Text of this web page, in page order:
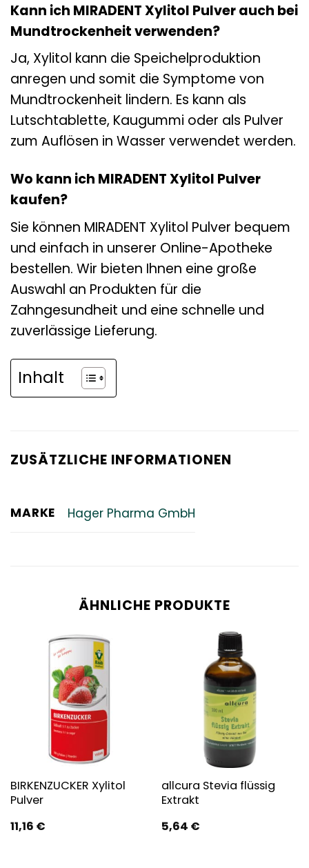
Kann ich MIRADENT Xylitol Pulver auch bei
Mundtrockenheit verwenden?
Ja, Xylitol kann die Speichelproduktion
anregen und somit die Symptome von
Mundtrockenheit lindern. Es kann als
Lutschtablette, Kaugummi oder als Pulver
zum Auflösen in Wasser verwendet werden.
Wo kann ich MIRADENT Xylitol Pulver
kaufen?
Sie können MIRADENT Xylitol Pulver bequem
und einfach in unserer Online-Apotheke
bestellen. Wir bieten Ihnen eine große
Auswahl an Produkten für die
Zahngesundheit und eine schnelle und
zuverlässige Lieferung.
Inhalt
ZUSÄTZLICHE INFORMATIONEN
MARKE Hager Pharma GmbH
ÄHNLICHE PRODUKTE
BIRKENZUCKER Xylitol
Pulver
11,16 €
allcura Stevia flüssig
Extrakt
5,64 €